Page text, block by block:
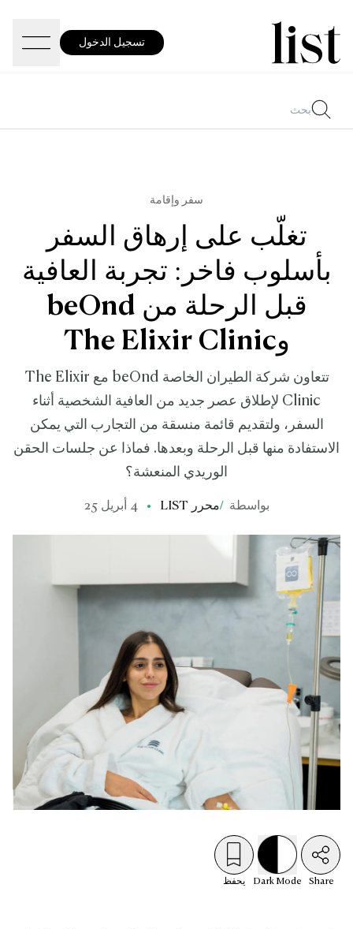
تسجيل الدخول
سفر وإقامة
تغلّب على إرهاق السفر
بأسلوب فاخر: تجربة العافية
قبل الرحلة من beOnd
وThe Elixir Clinic
تتعاون شركة الطيران الخاصة beOnd مع The Elixir
Clinic لإطلاق عصر جديد من العافية الشخصية أثناء
السفر، ولتقديم قائمة منسقة من التجارب التي يمكن
الاستفادة منها قبل الرحلة وبعدها. فماذا عن جلسات الحقن
الوريدي المنعشة؟
بواسطة /محرر LIST 4 أبريل 25
Share
Dark Mode يحفظ